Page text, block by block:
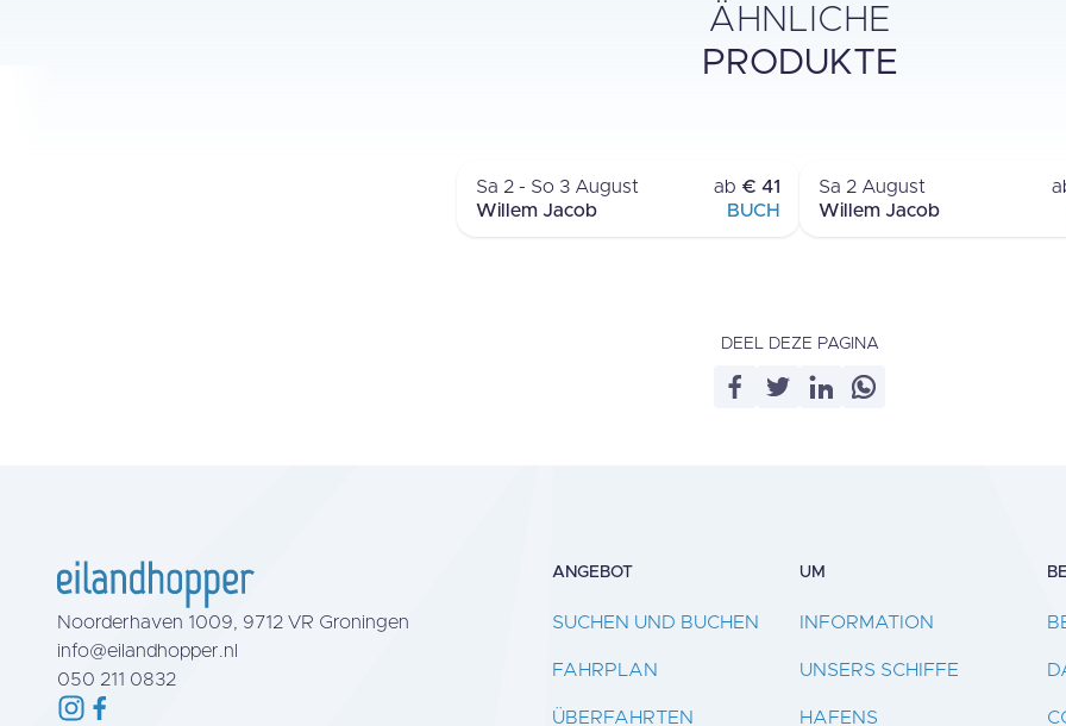
ÄHNLICHE
PRODUKTE
Sa 2 - So 3 August ab € 41
Willem Jacob
BUCH
Sa 2 August
Willem Jacob
DEEL DEZE PAGINA
Noorderhaven 1009, 9712 VR Groningen
info@eilandhopper.nl
050 211 0832
ANGEBOT
SUCHEN UND BUCHEN
FAHRPLAN
ÜBERFAHRTEN
UM
INFORMATION
UNSERS SCHIFFE
HAFENS